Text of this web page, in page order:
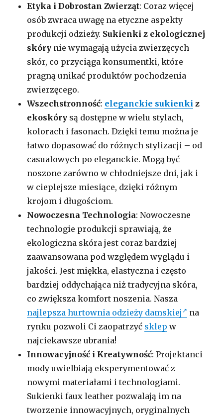
Etyka i Dobrostan Zwierząt: Coraz więcej
osób zwraca uwagę na etyczne aspekty
produkcji odzieży. Sukienki z ekologicznej
skóry nie wymagają użycia zwierzęcych
skór, co przyciąga konsumentki, które
pragną unikać produktów pochodzenia
zwierzęcego.
Wszechstronność: eleganckie sukienki z
ekoskóry są dostępne w wielu stylach,
kolorach i fasonach. Dzięki temu można je
łatwo dopasować do różnych stylizacji – od
casualowych po eleganckie. Mogą być
noszone zarówno w chłodniejsze dni, jak i
w cieplejsze miesiące, dzięki różnym
krojom i długościom.
Nowoczesna Technologia: Nowoczesne
technologie produkcji sprawiają, że
ekologiczna skóra jest coraz bardziej
zaawansowana pod względem wyglądu i
jakości. Jest miękka, elastyczna i często
bardziej oddychająca niż tradycyjna skóra,
co zwiększa komfort noszenia. Nasza
najlepsza hurtownia odzieży damskiej
na
rynku pozwoli Ci zaopatrzyć sklep w
najciekawsze ubrania!
Innowacyjność i Kreatywność: Projektanci
mody uwielbiają eksperymentować z
nowymi materiałami i technologiami.
Sukienki faux leather pozwalają im na
tworzenie innowacyjnych, oryginalnych